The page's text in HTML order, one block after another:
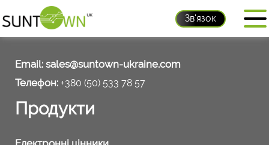
Зв'язок
Контакти
Email: sales@suntown-ukraine.com
Телефон: +380 (50) 533 78 57
Продукти